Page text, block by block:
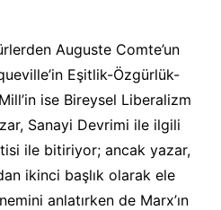
Auguste Comte’un
Eşitlik-Özgürlük-
ise Bireysel Liberalizm
Sanayi Devrimi ile ilgili
ile bitiriyor; ancak yazar,
ikinci başlık olarak ele
anlatırken de Marx’ın